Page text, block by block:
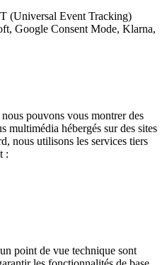
(Universal Event Tracking)
Google Consent Mode, Klarna,
pouvons vous montrer des
multimédia hébergés sur des sites
nous utilisons les services tiers
:
point de vue technique sont